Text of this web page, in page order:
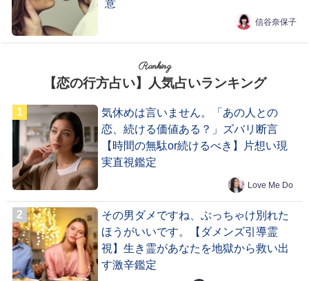
意
信谷奈保子
Ranking
【恋の行方占い】人気占いランキング
気休めは言いません。「あの人との
恋、続ける価値ある？」ズバリ断言
【時間の無駄or続けるべき】片想い現
実直視鑑定
Love Me Do
その男ダメですね、ぶっちゃけ別れた
ほうがいいです。【ダメンズ引導霊
視】生き霊があなたを地獄から救い出
す激辛鑑定